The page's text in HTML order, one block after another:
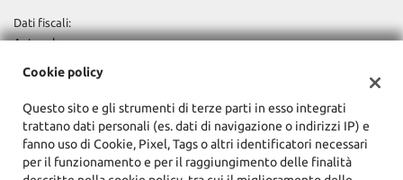
Touch screen • USB • Vetri oscurati • Vivavoce • Volante in pelle •
Volante multifunzione • Volante riscaldabile
Dati fiscali:
Autovaler
10929300019
Registro delle imprese: TO
Cookie policy
Questo sito e gli strumenti di terze parti in esso integrati
trattano dati personali (es. dati di navigazione o indirizzi IP) e
fanno uso di Cookie, Pixel, Tags o altri identificatori necessari
per il funzionamento e per il raggiungimento delle finalità